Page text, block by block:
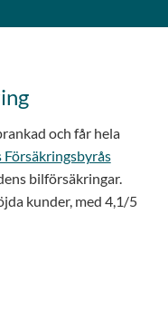
och får hela
bilförsäkringar.
kunder, med 4,1/5